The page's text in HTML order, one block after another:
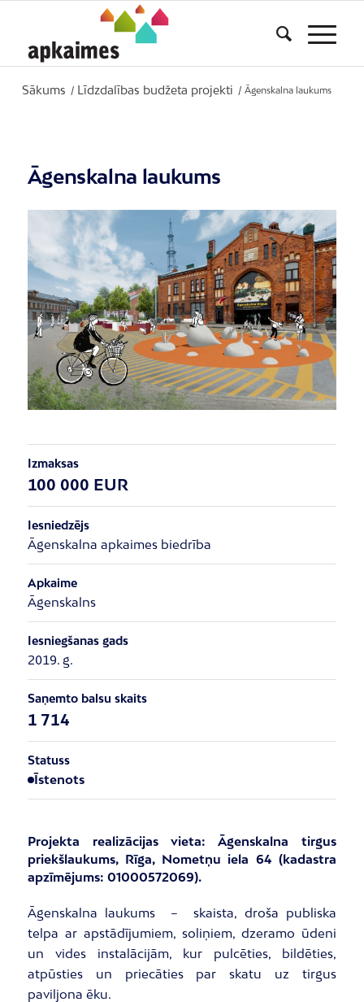
Sākums / Līdzdalības budžeta projekti / Āgenskalna laukums
Āgenskalna laukums
Izmaksas
100 000 EUR
Iesniedzējs
Āgenskalna apkaimes biedrība
Apkaime
Āgenskalns
Iesniegšanas gads
2019. g.
Saņemto balsu skaits
1 714
Statuss
Īstenots
Projekta realizācijas vieta: Āgenskalna tirgus
priekšlaukums, Rīga, Nometņu iela 64 (kadastra
apzīmējums: 01000572069).
Āgenskalna laukums – skaista, droša publiska
telpa ar apstādījumiem, soliņiem, dzeramo ūdeni
un vides instalācijām, kur pulcēties, bildēties,
atpūsties un priecāties par skatu uz tirgus
paviljona ēku.